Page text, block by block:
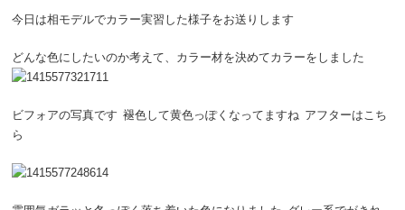
今日は相モデルでカラー実習した様子をお送りします
どんな色にしたいのか考えて、カラー材を決めてカラーをしました
ビフォアの写真です 褪色して黄色っぽくなってますね アフターはこち
ら